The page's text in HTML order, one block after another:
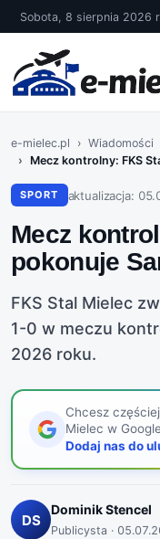
Sobota, 8 sierpnia 2026
e-mielec.pl Wiadomości
Mecz kontrolny: FKS
SPORT aktualizacja:
Mecz
pokonuje
FKS Stal Mielec
1-0 w meczu
2026 roku.
Chcesz
Mielec w
Dodaj nas do
, otwiera się w
DS
Dominik Stencel
Publicysta ·